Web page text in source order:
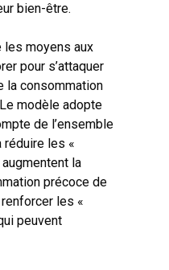
bien-être.
les moyens aux
pour s’attaquer
la consommation
modèle adopte
de l’ensemble
réduire les «
la
précoce de
les «
peuvent